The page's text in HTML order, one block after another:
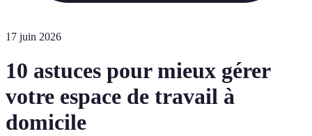
17 juin 2026
10 astuces pour mieux gérer
votre espace de travail à
domicile